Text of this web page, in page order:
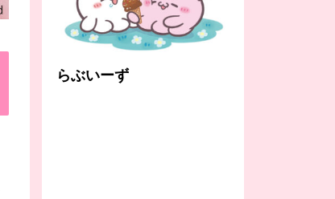
らぶいーず